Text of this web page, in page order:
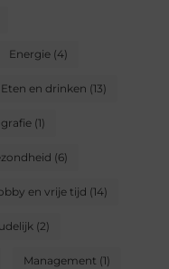
Energie (4)
Eten en drinken (13)
(1)
(6)
en vrije tijd (14)
(2)
Management (1)